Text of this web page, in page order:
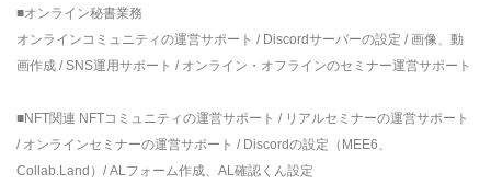
■オンライン秘書業務
オンラインコミュニティの運営サポート / Discordサーバーの設定 / 画像、動
画作成 / SNS運用サポート / オンライン・オフラインのセミナー運営サポート
■NFT関連 NFTコミュニティの運営サポート / リアルセミナーの運営サポート
/ オンラインセミナーの運営サポート / Discordの設定（MEE6、
Collab.Land）/ ALフォーム作成、AL確認くん設定